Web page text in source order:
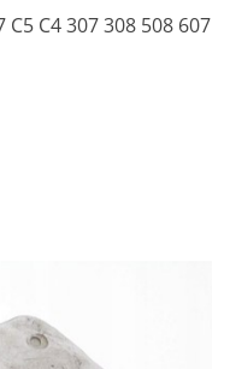
C5 C4 307 308 508 607